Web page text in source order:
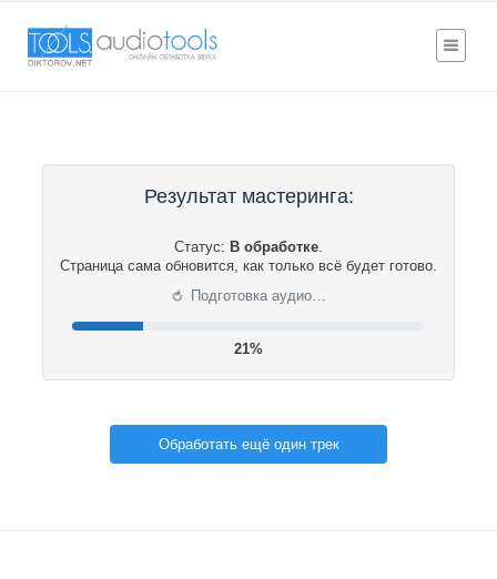
Результат мастеринга:
Статус: В обработке.
Страница сама обновится, как только всё будет готово.
⟳ Подготовка аудио…
21%
Обработать ещё один трек